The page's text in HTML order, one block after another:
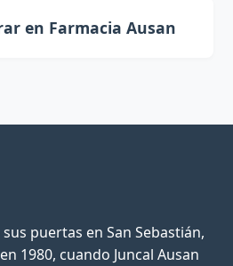
en Farmacia Ausan
puertas en San Sebastián,
1980, cuando Juncal Ausan